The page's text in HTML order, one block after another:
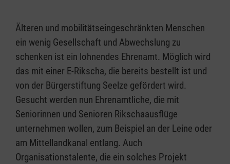
Älteren und mobilitätseingeschränkten Menschen
ein wenig Gesellschaft und Abwechslung zu
schenken ist ein lohnendes Ehrenamt. Möglich wird
das mit einer E-Rikscha, die bereits bestellt ist und
von der Bürgerstiftung Seelze gefördert wird.
Gesucht werden nun Ehrenamtliche, die mit
Seniorinnen und Senioren Rikschaausflüge
unternehmen wollen, zum Beispiel an der Leine oder
am Mittellandkanal entlang. Auch
Organisationstalente, die ein solches Projekt